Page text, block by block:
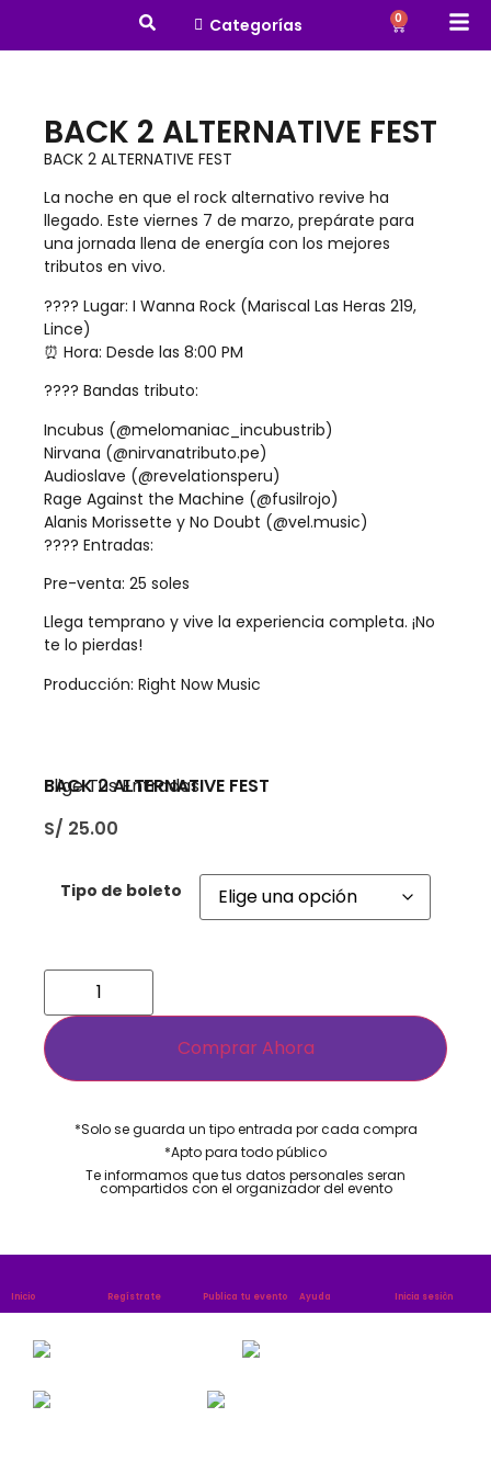
Categorías 0
BACK 2 ALTERNATIVE FEST
BACK 2 ALTERNATIVE FEST
La noche en que el rock alternativo revive ha
llegado. Este viernes 7 de marzo, prepárate para
una jornada llena de energía con los mejores
tributos en vivo.
???? Lugar: I Wanna Rock (Mariscal Las Heras 219,
Lince)
⏰ Hora: Desde las 8:00 PM
???? Bandas tributo:
Incubus (@melomaniac_incubustrib)
Nirvana (@nirvanatributo.pe)
Audioslave (@revelationsperu)
Rage Against the Machine (@fusilrojo)
Alanis Morissette y No Doubt (@vel.music)
???? Entradas:
Pre-venta: 25 soles
Llega temprano y vive la experiencia completa. ¡No
te lo pierdas!
Producción: Right Now Music
BACK 2 ALTERNATIVE FEST
Elige Tus Entradas
S/ 25.00
Tipo de boleto
Comprar Ahora
*Solo se guarda un tipo entrada por cada compra​
*Apto para todo público​
Te informamos que tus datos personales seran
compartidos con el organizador del evento
Inicio Regístrate Publica tu evento Ayuda Inicia sesiòn